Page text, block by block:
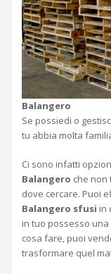
Balangero
Se possiedi o
tu abbia molta
Ci sono infatti
Balangero che non
dove cercare. Puoi
Balangero sfusi in
in tuo possesso una
cosa fare, puoi
trasformare quel